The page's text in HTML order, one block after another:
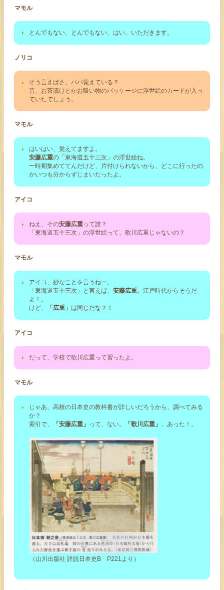
マモル
とんでもない、とんでもない、はい、いただきます。
ノリコ
そう言えばさ、パパ覚えている？
昔、お茶漬けとかお吸い物のパッケージに浮世絵のカードが入っ
ていたでしょう。
マモル
はいはい、覚えてますよ。
安藤広重の「東海道五十三次」の浮世絵ね。
一時期集めててんだけど、片付けられないから、どこに行ったの
かいつも分からずじまいだったよ。
アイコ
ねえ、その安藤広重って誰？
「東海道五十三次」の浮世絵って、歌川広重じゃないの？
マモル
アイコ、妙なことを言うねー。
「東海道五十三次」と言えば、 安藤広重。江戸時代からそうだ
よ！。
けど、
「広重」 は同じだな？！
アイコ
だって、学校で歌川広重って習ったよ。
マモル
じゃあ、高校の日本史の教科書が詳しいだろうから、調べてみる
か？
索引で、
「安藤広重」 って、ない。 「歌川広重」 、あった！。
（山川出版社 詳説日本史B P221より）